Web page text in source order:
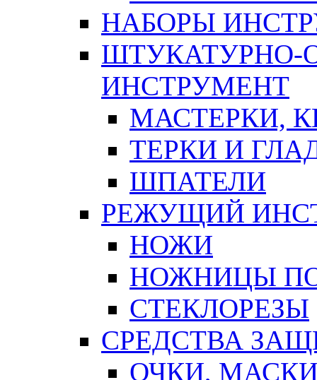
НАБОРЫ
ШТУКАТУРНО-
ИНСТРУМЕНТ
МАСТЕРКИ,
ТЕРКИ И
ШПАТЕЛИ
РЕЖУЩИЙ
НОЖИ
НОЖНИЦЫ
СТЕКЛОРЕЗЫ
СРЕДСТВА
ОЧКИ,